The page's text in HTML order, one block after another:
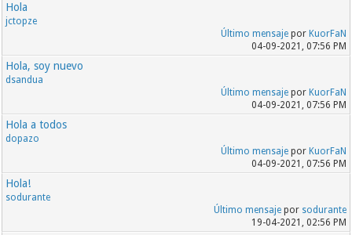
Hola
jctopze
Último mensajepor KuorFaN
04-09-2021, 07:56 PM
Hola, soy nuevo
dsandua
Último mensajepor KuorFaN
04-09-2021, 07:56 PM
Hola a todos
dopazo
Último mensajepor KuorFaN
04-09-2021, 07:56 PM
Hola!
sodurante
Último mensajepor sodurante
19-04-2021, 02:56 PM